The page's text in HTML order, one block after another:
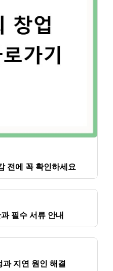
전에 꼭 확인하세요
필수 서류 안내
지연 원인 해결